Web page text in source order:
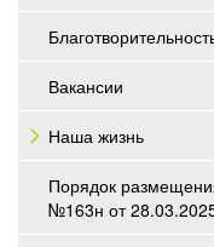
Вакансии
Наша жизнь
Порядок
№163н от